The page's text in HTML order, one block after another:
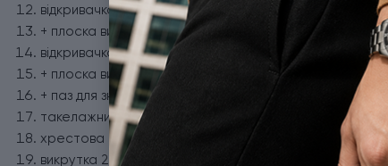
відкривачка для консервів;
+ плоска викрутка 3 мм;
відкривачка для пляшок;
+ плоска викрутка 5 мм;
+ паз для зняття ізоляції;
такелажний інструмент;
хрестова викрутка 1/2;
викрутка 2 мм;